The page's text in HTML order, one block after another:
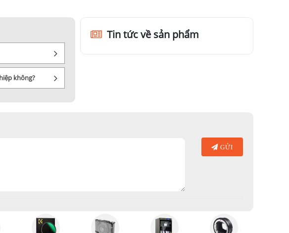
không?
Tin tức về sản phẩm
GỬI